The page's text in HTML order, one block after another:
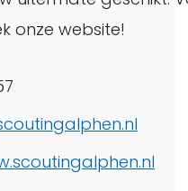
onze website!